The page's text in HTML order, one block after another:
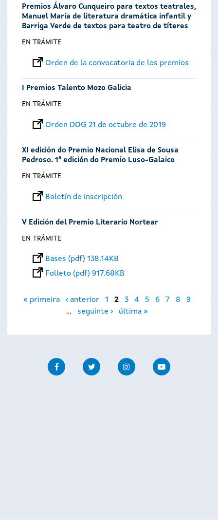
Premios Álvaro Cunqueiro para textos teatrales,
Manuel María de literatura dramática infantil y
Barriga Verde de textos para teatro de títeres
EN TRÁMITE
Orden de la convocatoria de los premios
I Premios Talento Mozo Galicia
EN TRÁMITE
Orden DOG 21 de octubre de 2019
XI edición do Premio Nacional Elisa de Sousa
Pedroso. 1ª edición do Premio Luso-Galaico
EN TRÁMITE
Boletín de inscripción
V Edición del Premio Literario Nortear
EN TRÁMITE
Bases (pdf) 138.14KB
Folleto (pdf) 917.68KB
Páginas
« primeira ‹ anterior 1 2 3 4 5 6 7 8
9
…
seguinte › última »
FacebookTwitter InstagramYoutube